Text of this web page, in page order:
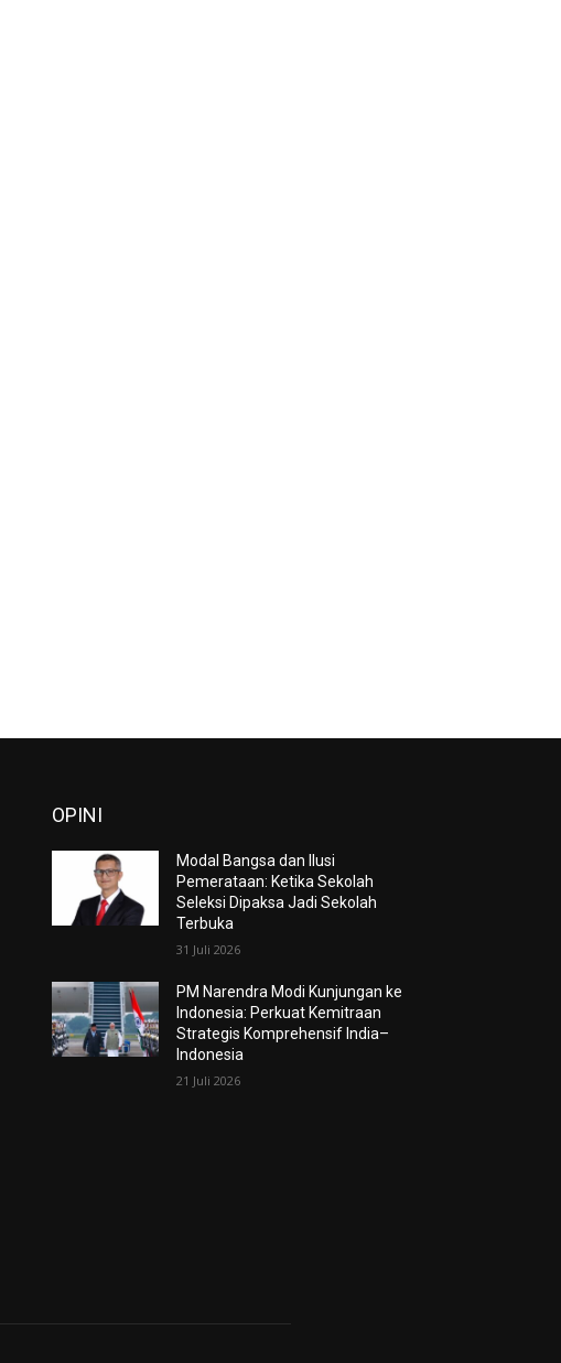
OPINI
Modal Bangsa dan Ilusi
Pemerataan: Ketika Sekolah
Seleksi Dipaksa Jadi Sekolah
Terbuka
31 Juli 2026
PM Narendra Modi Kunjungan ke
Indonesia: Perkuat Kemitraan
Strategis Komprehensif India–
Indonesia
21 Juli 2026